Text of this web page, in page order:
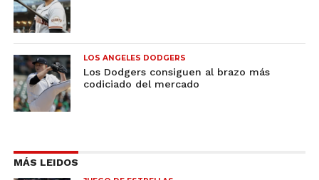
LOS ANGELES DODGERS
Los Dodgers consiguen al brazo más
codiciado del mercado
MÁS LEIDOS